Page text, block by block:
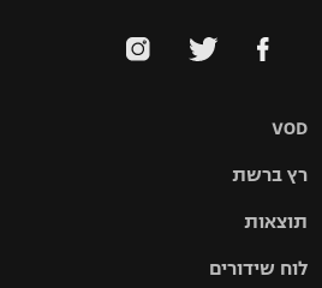
VOD
רץ ברשת
תוצאות
לוח שידורים